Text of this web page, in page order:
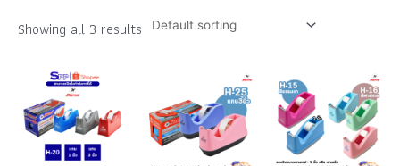
Showing all 3 results